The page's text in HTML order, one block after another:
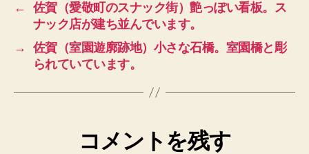
←
佐賀（愛敬町のスナック街）艶っぽい看板。ス
ナック店が建ち並んでいます。
→
佐賀（室園遊廓跡地）小さな石橋。室園橋と彫
られていています。
コメントを残す